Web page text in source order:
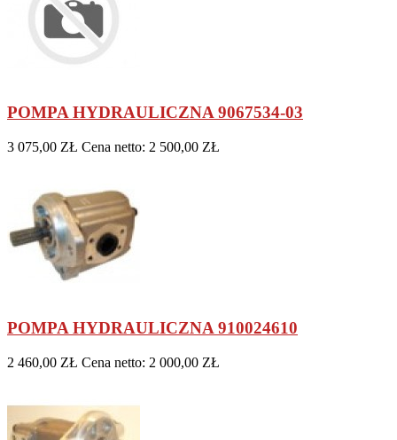
POMPA HYDRAULICZNA 9067534-03
3 075,00 ZŁ Cena netto: 2 500,00 ZŁ
POMPA HYDRAULICZNA 910024610
2 460,00 ZŁ Cena netto: 2 000,00 ZŁ